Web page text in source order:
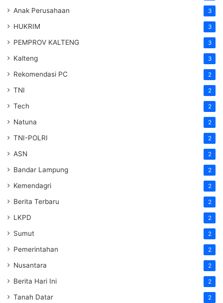
Anak Perusahaan 3
HUKRIM 3
PEMPROV KALTENG 3
Kalteng 3
Rekomendasi PC 2
TNI 2
Tech 2
Natuna 2
TNI-POLRI 2
ASN 2
Bandar Lampung 2
Kemendagri 2
Berita Terbaru 2
LKPD 2
Sumut 2
Pemerintahan 2
Nusantara 2
Berita Hari Ini 2
Tanah Datar 2